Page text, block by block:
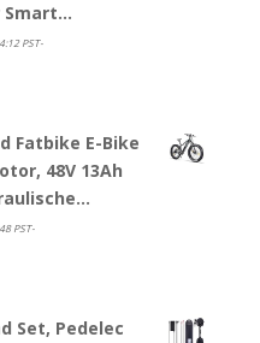
Smart…
PST-
Fatbike E-Bike
48V 13Ah
PST-
Set, Pedelec